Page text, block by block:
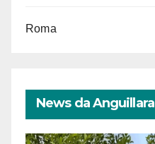
Roma
News da Anguillara